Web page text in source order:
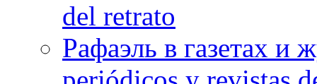
del retrato
Рафаэль в газетах и